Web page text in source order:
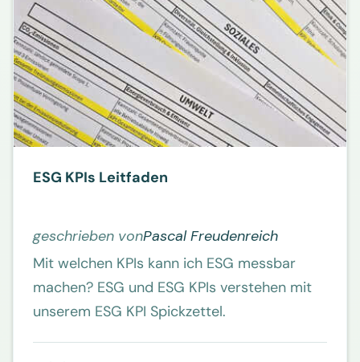
ESG KPIs Leitfaden
geschrieben vonPascal Freudenreich
Mit welchen KPIs kann ich ESG messbar
machen? ESG und ESG KPIs verstehen mit
unserem ESG KPI Spickzettel.